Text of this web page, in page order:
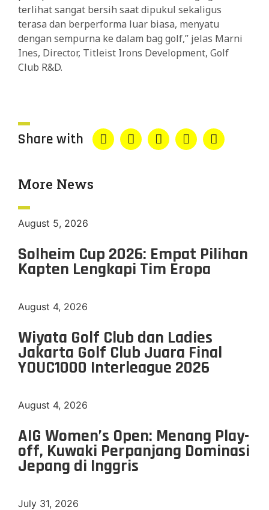
terlihat sangat bersih saat dipukul sekaligus
terasa dan berperforma luar biasa, menyatu
dengan sempurna ke dalam bag golf,” jelas Marni
Ines, Director, Titleist Irons Development, Golf
Club R&D.
Share with
More News
August 5, 2026
Solheim Cup 2026: Empat Pilihan
Kapten Lengkapi Tim Eropa
August 4, 2026
Wiyata Golf Club dan Ladies
Jakarta Golf Club Juara Final
YOUC1000 Interleague 2026
August 4, 2026
AIG Women’s Open: Menang Play-
off, Kuwaki Perpanjang Dominasi
Jepang di Inggris
July 31, 2026